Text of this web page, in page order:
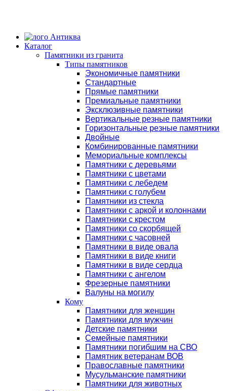
Каталог
Памятники из гранита
Типы памятников
Экономичные памятники
Стандартные
Прямые памятники
Премиальные памятники
Эксклюзивные памятники
Вертикальные резные памятники
Горизонтальные резные памятники
Двойные
Комбинированные памятники
Мемориальные комплексы
Памятники с деревьями
Памятники с цветами
Памятники с лебедем
Памятники с голубем
Памятники из стекла
Памятники с аркой и колоннами
Памятники с крестом
Памятники со скорбящей
Памятники с часовней
Памятники в виде овала
Памятники в виде книги
Памятники в виде сердца
Памятники с ангелом
Фрезерные памятники
Валуны на могилу
Кому
Памятники для женщин
Памятники для мужчин
Детские памятники
Семейные памятники
Памятники погибшим на СВО
Памятник ветеранам ВОВ
Православные памятники
Мусульманские памятники
Памятники для животных